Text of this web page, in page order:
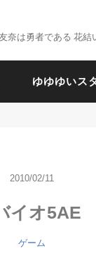
奈は勇者である 花結
ゆゆゆいス
2010/02/11
イオ5AE
ゲーム